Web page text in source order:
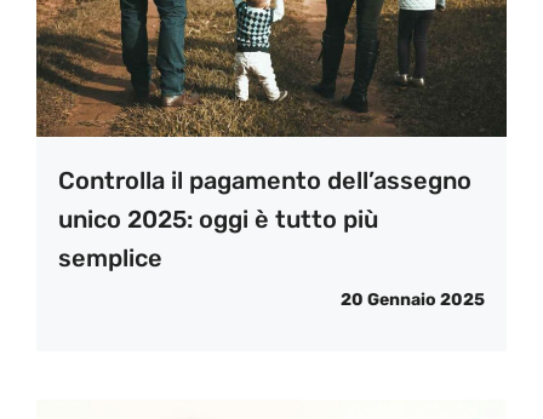
Controlla il pagamento dell’assegno
unico 2025: oggi è tutto più
semplice
20 Gennaio 2025